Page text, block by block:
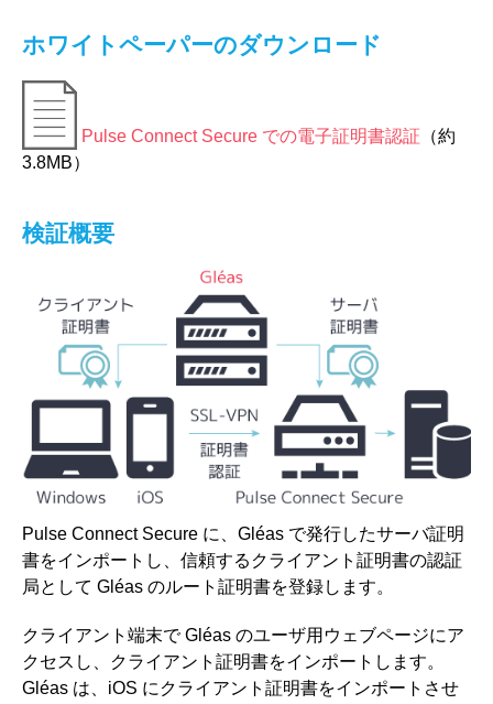
ホワイトペーパーのダウンロード
Pulse Connect Secure での電子証明書認証 （約
3.8MB）
検証概要
Pulse Connect Secure に、Gléas で発行したサーバ証明
書をインポートし、信頼するクライアント証明書の認証
局として Gléas のルート証明書を登録します。
クライアント端末で Gléas のユーザ用ウェブページにア
クセスし、クライアント証明書をインポートします。
Gléas は、iOS にクライアント証明書をインポートさせ